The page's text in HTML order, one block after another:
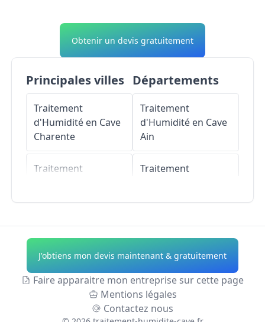
Obtenir un devis gratuitement
Principales villes
Traitement
d'Humidité en Cave
Charente
Traitement
Traitement
Corrèze
Traitement
d'Humidité en Cave
Creuse
Départements
Traitement
d'Humidité en Cave
Ain
Traitement
Traitement
Allier
Traitement
d'Humidité en Cave
Alpes-de-Haute-
J'obtiens mon devis maintenant & gratuitement
Faire apparaitre mon entreprise sur cette page
Mentions légales
Contactez nous